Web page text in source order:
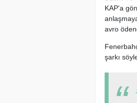
KAP'a
avro
şarkı